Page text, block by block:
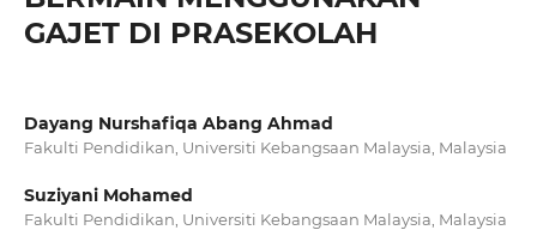
GAJET DI PRASEKOLAH
Dayang Nurshafiqa Abang Ahmad
Fakulti Pendidikan, Universiti Kebangsaan Malaysia, Malaysia
Suziyani Mohamed
Fakulti Pendidikan, Universiti Kebangsaan Malaysia, Malaysia